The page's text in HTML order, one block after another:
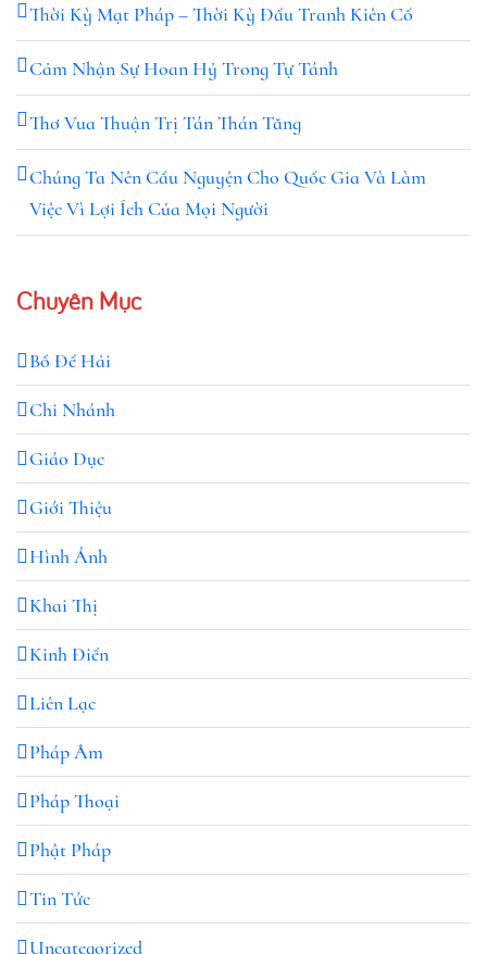
Thời Kỳ Mạt Pháp – Thời Kỳ Đấu Tranh Kiên Cố
Cảm Nhận Sự Hoan Hỷ Trong Tự Tánh
Thơ Vua Thuận Trị Tán Thán Tăng
Chúng Ta Nên Cầu Nguyện Cho Quốc Gia Và Làm
Việc Vì Lợi Ích Của Mọi Người
Chuyên Mục
Bồ Đề Hải
Chi Nhánh
Giáo Dục
Giới Thiệu
Hình Ảnh
Khai Thị
Kinh Điển
Liên Lạc
Pháp Âm
Pháp Thoại
Phật Pháp
Tin Tức
Uncategorized